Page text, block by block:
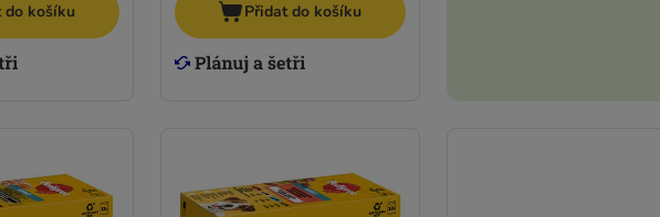
do košíku Přidat do košíku